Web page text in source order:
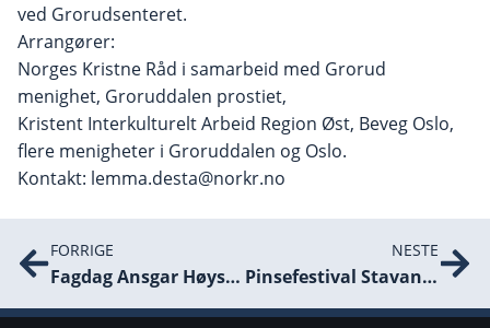
ved Grorudsenteret.
Arrangører:
Norges Kristne Råd i samarbeid med Grorud
menighet, Groruddalen prostiet,
Kristent Interkulturelt Arbeid Region Øst, Beveg Oslo,
flere menigheter i Groruddalen og Oslo.
Kontakt: lemma.desta@norkr.no
FORRIGE
Fagdag Ansgar Høyskole: Synlig og usynlig. Kvinner i pastorroller i norske frikirker.
NESTE
Pinsefestival Stavanger – Pentecost Festival for Rogaland